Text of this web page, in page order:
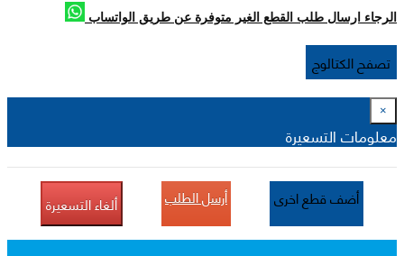
الرجاء ارسال طلب القطع الغير متوفرة عن طريق الواتساب
تصفح الكتالوج
×
معلومات التسعيرة
أضف قطع اخرى أرسل الطلب ألغاء التسعيرة